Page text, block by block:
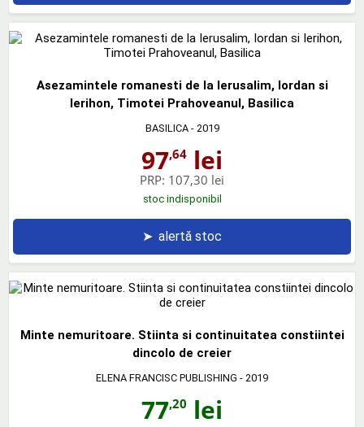
Asezamintele romanesti de la Ierusalim, Iordan si
Ierihon, Timotei Prahoveanul, Basilica
BASILICA- 2019
97,64 lei
PRP: 107,30 lei
stoc indisponibil
➤ alertă stoc
Minte nemuritoare. Stiinta si continuitatea constiintei
dincolo de creier
ELENA FRANCISC PUBLISHING - 2019
77,20 lei